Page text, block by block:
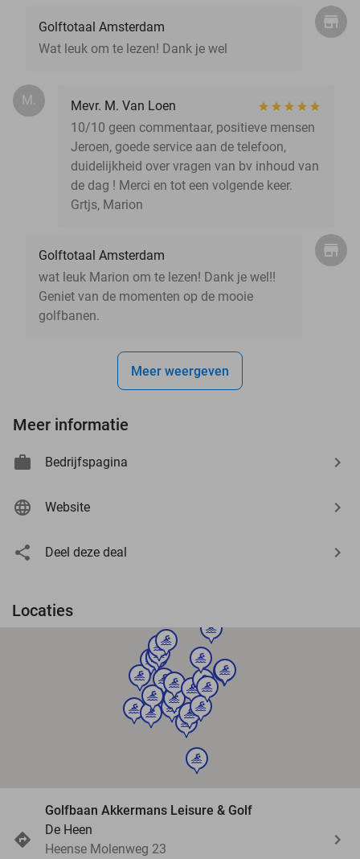
Golftotaal Amsterdam
Wat leuk om te lezen! Dank je wel
M.
Mevr. M. Van Loen
10/10 geen commentaar, positieve mensen
Jeroen, goede service aan de telefoon,
duidelijkheid over vragen van bv inhoud van
de dag ! Merci en tot een volgende keer.
Grtjs, Marion
Golftotaal Amsterdam
wat leuk Marion om te lezen! Dank je wel!!
Geniet van de momenten op de mooie
golfbanen.
Meer weergeven
Meer informatie
Bedrijfspagina
Website
Deel deze deal
Locaties
sport sport
sport
sport
sport
sport
sport
sport
sport
sport
sport
sport
sport
sport
sport
sport
sport
sport
sport
sport
sport
sport
sport
sport
sport
Golfbaan Akkermans Leisure & Golf
De Heen
Heense Molenweg 23